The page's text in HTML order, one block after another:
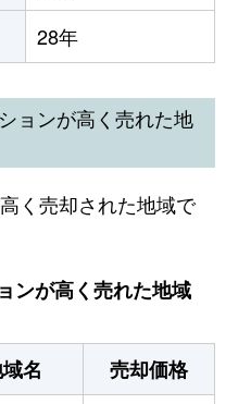
28年
ョンが高く売れた地
く売却された地域で
ンが高く売れた地域
名
売却価格